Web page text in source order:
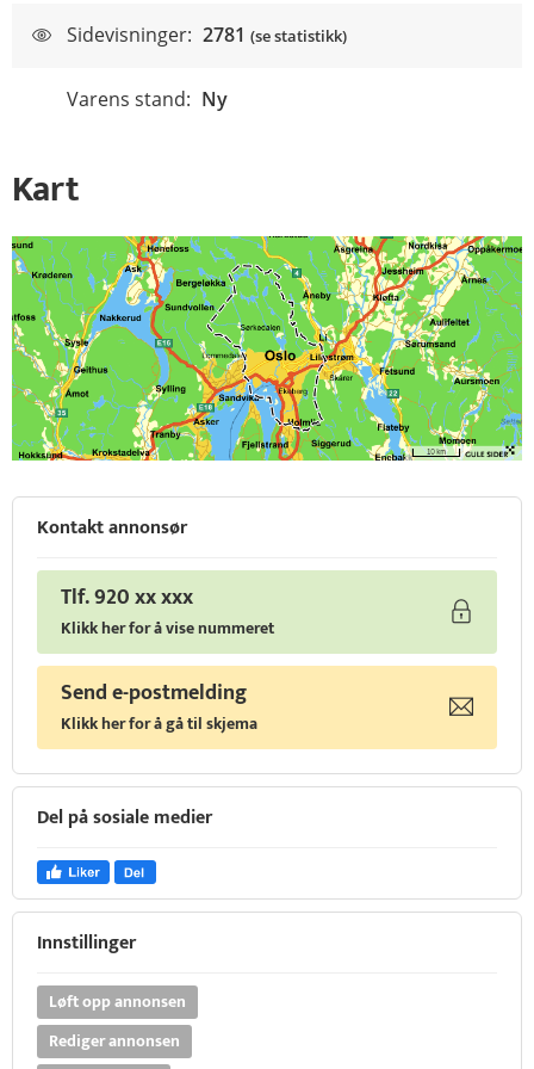
Sidevisninger: 2781 (se statistikk)
Varens stand: Ny
Kart
Kontakt annonsør
Tlf. 920 xx xxx
Klikk her for å vise nummeret
Send e-postmelding
Klikk her for å gå til skjema
Del på sosiale medier
Innstillinger
Løft opp annonsen
Rediger annonsen